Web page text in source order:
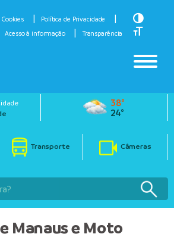
Política de Privacidade
Acesso à informação
Transparência
Toggle
Toggle
38°
24°
Transporte Câmeras
Manaus e Moto